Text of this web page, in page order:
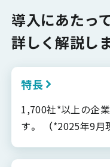
導入にあたっ
詳しく解説し
特長
1,700社*以上の企
す。 （*2025年9月